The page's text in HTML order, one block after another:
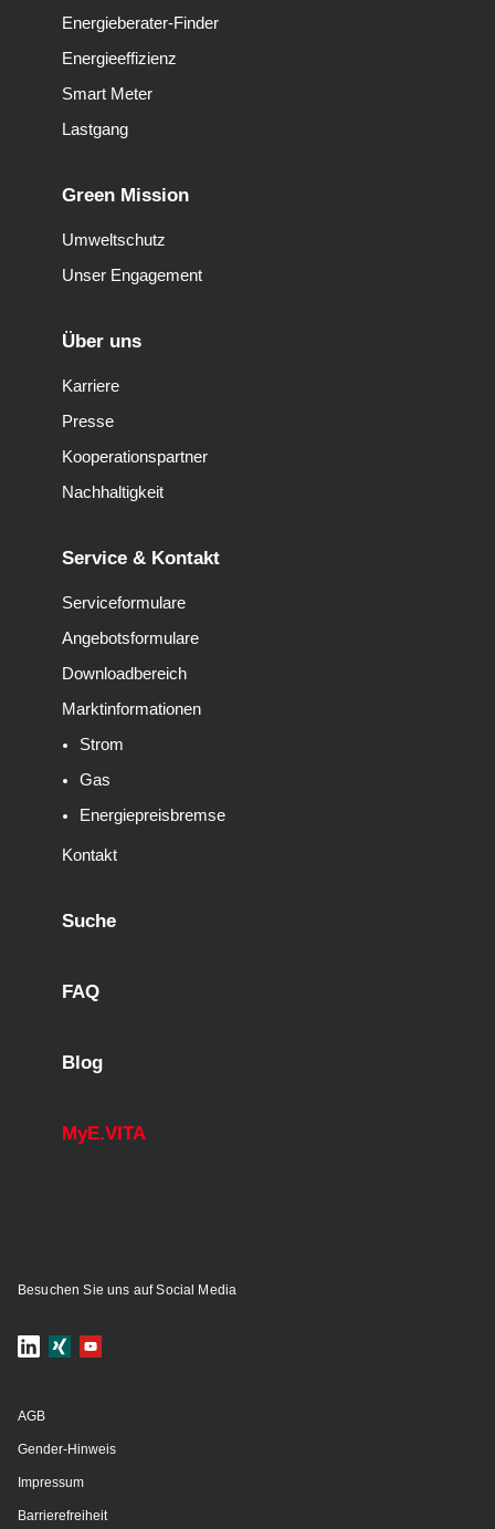
Energieberater-Finder
Energieeffizienz
Smart Meter
Lastgang
Green Mission
Umweltschutz
Unser Engagement
Über uns
Karriere
Presse
Kooperationspartner
Nachhaltigkeit
Service & Kontakt
Serviceformulare
Angebotsformulare
Downloadbereich
Marktinformationen
Strom
Gas
Energiepreisbremse
Kontakt
Suche
FAQ
Blog
MyE.VITA
Besuchen Sie uns auf Social Media
AGB
Gender-Hinweis
Impressum
Barrierefreiheit